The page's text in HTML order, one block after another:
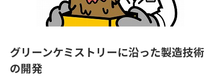
大学入学共通テスト「受験上の
配慮案内」の請求
高等学校卒業程度認定試験
幼稚園教員資格認定試験 小学校教員資格認定試験
高等学校（情報）教員資格認定
グリーンケミストリーに沿った製造技術
の開発